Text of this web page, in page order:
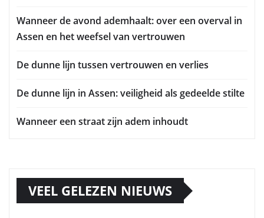
Wanneer de avond ademhaalt: over een overval in
Assen en het weefsel van vertrouwen
De dunne lijn tussen vertrouwen en verlies
De dunne lijn in Assen: veiligheid als gedeelde stilte
Wanneer een straat zijn adem inhoudt
VEEL GELEZEN NIEUWS